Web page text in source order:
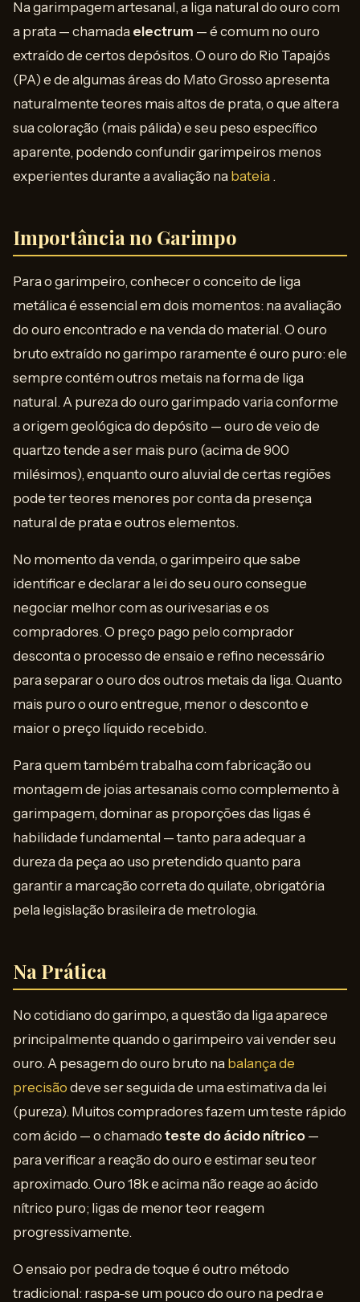
Na garimpagem artesanal, a liga natural do ouro com
a prata — chamada electrum — é comum no ouro
extraído de certos depósitos. O ouro do Rio Tapajós
(PA) e de algumas áreas do Mato Grosso apresenta
naturalmente teores mais altos de prata, o que altera
sua coloração (mais pálida) e seu peso específico
aparente, podendo confundir garimpeiros menos
experientes durante a avaliação na bateia .
Importância no Garimpo
Para o garimpeiro, conhecer o conceito de liga
metálica é essencial em dois momentos: na avaliação
do ouro encontrado e na venda do material. O ouro
bruto extraído no garimpo raramente é ouro puro: ele
sempre contém outros metais na forma de liga
natural. A pureza do ouro garimpado varia conforme
a origem geológica do depósito — ouro de veio de
quartzo tende a ser mais puro (acima de 900
milésimos), enquanto ouro aluvial de certas regiões
pode ter teores menores por conta da presença
natural de prata e outros elementos.
No momento da venda, o garimpeiro que sabe
identificar e declarar a lei do seu ouro consegue
negociar melhor com as ourivesarias e os
compradores. O preço pago pelo comprador
desconta o processo de ensaio e refino necessário
para separar o ouro dos outros metais da liga. Quanto
mais puro o ouro entregue, menor o desconto e
maior o preço líquido recebido.
Para quem também trabalha com fabricação ou
montagem de joias artesanais como complemento à
garimpagem, dominar as proporções das ligas é
habilidade fundamental — tanto para adequar a
dureza da peça ao uso pretendido quanto para
garantir a marcação correta do quilate, obrigatória
pela legislação brasileira de metrologia.
Na Prática
No cotidiano do garimpo, a questão da liga aparece
principalmente quando o garimpeiro vai vender seu
ouro. A pesagem do ouro bruto na balança de
precisão deve ser seguida de uma estimativa da lei
(pureza). Muitos compradores fazem um teste rápido
com ácido — o chamado teste do ácido nítrico —
para verificar a reação do ouro e estimar seu teor
aproximado. Ouro 18k e acima não reage ao ácido
nítrico puro; ligas de menor teor reagem
progressivamente.
O ensaio por pedra de toque é outro método
tradicional: raspa-se um pouco do ouro na pedra e